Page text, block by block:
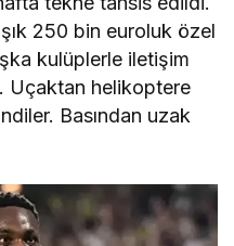
250 bin euroluk özel
kulüplerle iletişim
Uçaktan helikoptere
Basından uzak